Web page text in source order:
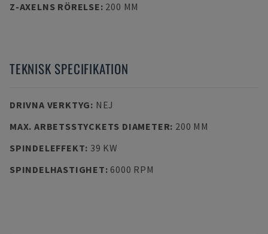
Z-AXELNS RÖRELSE: 200 MM
TEKNISK SPECIFIKATION
DRIVNA VERKTYG: NEJ
MAX. ARBETSSTYCKETS DIAMETER: 200 MM
SPINDELEFFEKT: 39 KW
SPINDELHASTIGHET: 6000 RPM